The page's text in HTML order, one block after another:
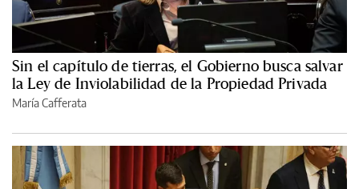
Sin el capítulo de tierras, el Gobierno busca salvar
la Ley de Inviolabilidad de la Propiedad Privada
María Cafferata